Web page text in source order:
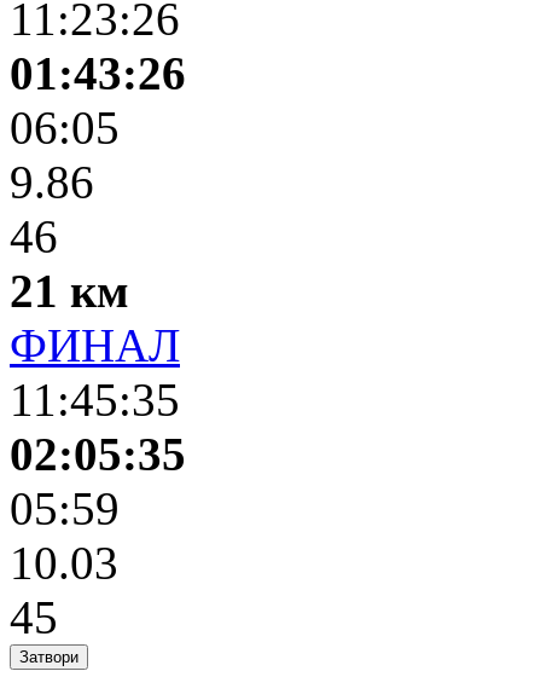
11:23:26
01:43:26
06:05
9.86
46
21 км
ФИНАЛ
11:45:35
02:05:35
05:59
10.03
45
Затвори